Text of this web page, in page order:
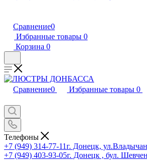
Сравнение0
Избранные товары 0
Корзина 0
Сравнение0 Избранные товары 0
Телефоны
+7 (949) 314-77-11г. Донецк,
+7 (949) 403-93-05г. Донецк , бул.